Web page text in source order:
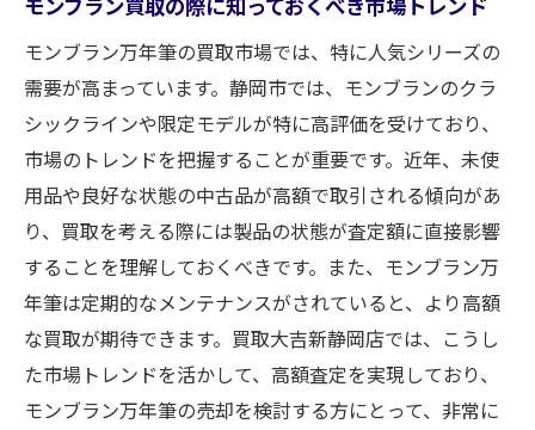
モンブラン万年筆の買取市場では、特に人気シリーズの
需要が高まっています。静岡市では、モンブランのクラ
シックラインや限定モデルが特に高評価を受けており、
市場のトレンドを把握することが重要です。近年、未使
用品や良好な状態の中古品が高額で取引される傾向があ
り、買取を考える際には製品の状態が査定額に直接影響
することを理解しておくべきです。また、モンブラン万
年筆は定期的なメンテナンスがされていると、より高額
な買取が期待できます。買取大吉新静岡店では、こうし
た市場トレンドを活かして、高額査定を実現しており、
モンブラン万年筆の売却を検討する方にとって、非常に